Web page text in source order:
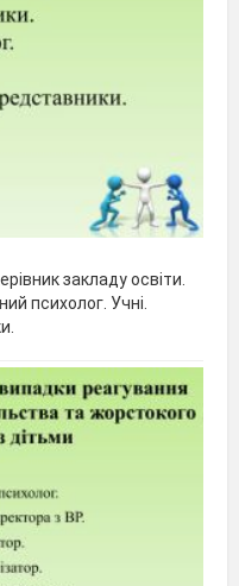
закладу освіти.
психолог. Учні.